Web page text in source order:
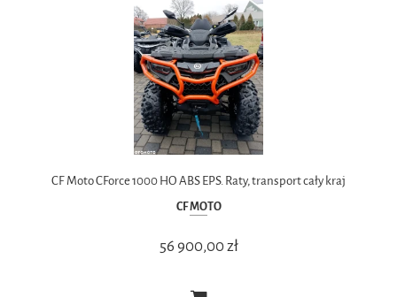
CF Moto CForce 1000 HO ABS EPS. Raty, transport cały kraj
CF MOTO
56 900,00 zł